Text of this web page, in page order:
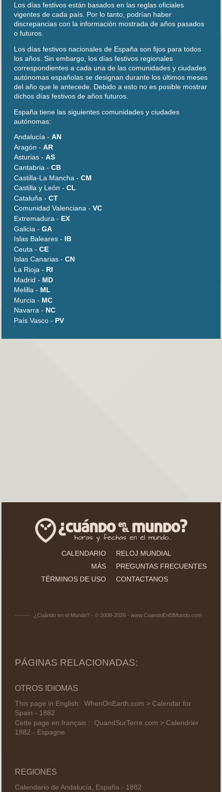
Los días festivos están basados en las reglas oficiales
vigentes de cada país. Por lo tanto, podrían haber
discrepancias con la información mostrada de años pasados
o futuros.
Los días festivos nacionales de España son fijos para todos
los años. Sin embargo, los días festivos regionales
correspondientes a cada una de las comunidades y ciudades
autónomas españolas se designan durante los últimos meses
del año que le antecede. Debido a esto no es posible mostrar
dichos días festivos de años futuros.
España tiene las siguientes comunidades y ciudades
autónomas:
Andalucía - AN
Aragón - AR
Asturias - AS
Cantabria - CB
Castilla-La Mancha - CM
Castilla y León - CL
Cataluña - CT
Comunidad Valenciana - VC
Extremadura - EX
Galicia - GA
Islas Baleares - IB
Ceuta - CE
Islas Canarias - CN
La Rioja - RI
Madrid - MD
Melilla - ML
Murcia - MC
Navarra - NC
País Vasco - PV
CALENDARIO
RELOJ MUNDIAL
MÁS
PREGUNTAS FRECUENTES
TÉRMINOS DE USO
CONTACTANOS
¿Cuándo en el Mundo? - © 2008-2026 - www.CuandoEnElMundo.com
PÁGINAS RELACIONADAS:
OTROS IDIOMAS
This page in English: WhenOnEarth.com > Calendar for
Spain - 1882
Cette page en français : QuandSurTerre.com > Calendrier
1882 - Espagne
REGIONES
Calendario de Andalucía, España - 1882